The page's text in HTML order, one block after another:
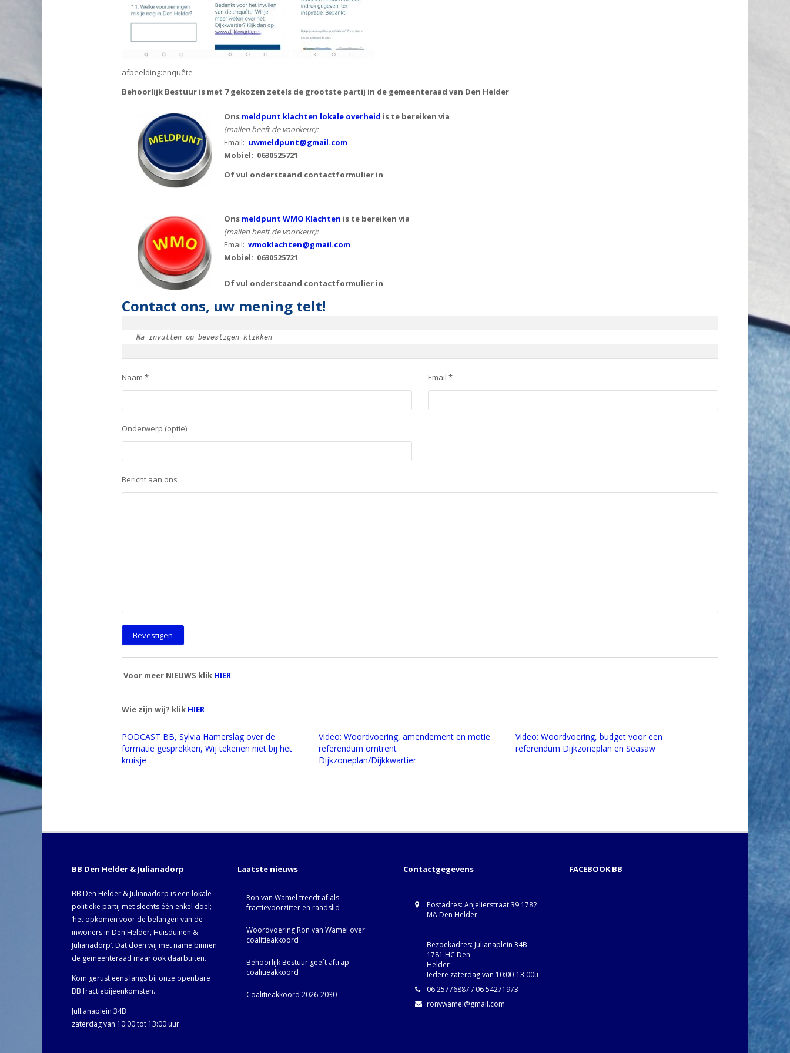
afbeelding:enquête
Behoorlijk Bestuur is met 7 gekozen zetels de grootste partij in de gemeenteraad van Den Helder
Ons meldpunt klachten lokale overheid is te bereiken via
(mailen heeft de voorkeur):
Email: uwmeldpunt@gmail.com
Mobiel: 0630525721
Of vul onderstaand contactformulier in
Ons meldpunt WMO Klachten is te bereiken via
(mailen heeft de voorkeur):
Email: wmoklachten@gmail.com
Mobiel: 0630525721
Of vul onderstaand contactformulier in
Contact ons, uw mening telt!
Na invullen op bevestigen klikken
Naam * Email *
Onderwerp (optie)
Bericht aan ons
Voor meer NIEUWS klik HIER
Wie zijn wij? klik HIER
PODCAST BB, Sylvia Hamerslag over de
formatie gesprekken, Wij tekenen niet bij het
kruisje
Video: Woordvoering, amendement en motie
referendum omtrent
Dijkzoneplan/Dijkkwartier
Video: Woordvoering, budget voor een
referendum Dijkzoneplan en Seasaw
BB Den Helder & Julianadorp
BB Den Helder & Julianadorp is een lokale
politieke partij met slechts één enkel doel;
‘het opkomen voor de belangen van de
inwoners in Den Helder, Huisduinen &
Julianadorp‘. Dat doen wij met name binnen
de gemeenteraad maar ook daarbuiten.
Kom gerust eens langs bij onze openbare
BB fractiebijeenkomsten.
Jullianaplein 34B
zaterdag van 10:00 tot 13:00 uur
Laatste nieuws
Ron van Wamel treedt af als
fractievoorzitter en raadslid
Woordvoering Ron van Wamel over
coalitieakkoord
Behoorlijk Bestuur geeft aftrap
coalitieakkoord
Coalitieakkoord 2026-2030
Contactgegevens
Postadres: Anjelierstraat 39 1782
MA Den Helder
Bezoekadres: Julianaplein 34B
1781 HC Den
Helder____________________________
Iedere zaterdag van 10:00-13:00u
06 25776887 / 06 54271973
ronvwamel@gmail.com
FACEBOOK BB